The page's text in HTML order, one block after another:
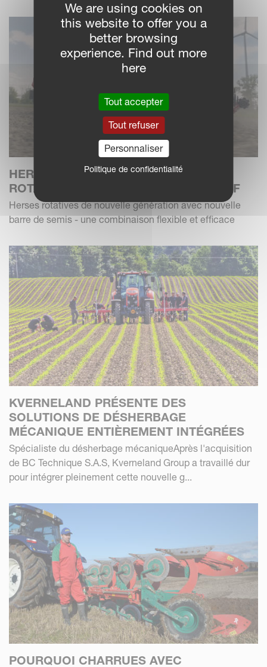
HERSE ROTATIVE KVERNELANDS
ROTAGO F AVEC SEMOIR F-DRILL CB F
Herses rotatives de nouvelle génération avec nouvelle
barre de semis - une combinaison flexible et efficace
KVERNELAND PRÉSENTE DES
SOLUTIONS DE DÉSHERBAGE
MÉCANIQUE ENTIÈREMENT INTÉGRÉES
Spécialiste du désherbage mécaniqueAprès l'acquisition
de BC Technique S.A.S, Kverneland Group a travaillé dur
pour intégrer pleinement cette nouvelle g...
POURQUOI CHARRUES AVEC
We are using cookies on
this website to offer you a
better browsing
experience. Find out more
here
Tout accepter
Tout refuser
Personnaliser
Politique de confidentialité